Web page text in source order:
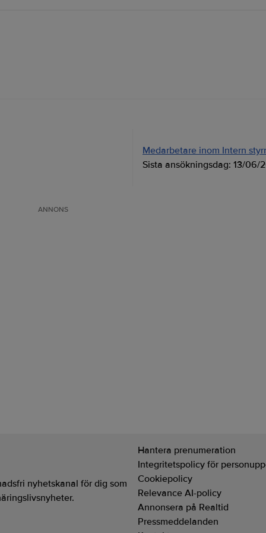
Medarbetare inom Intern
Sista ansökningsdag: 13/06/
ANNONS
i fondsparande